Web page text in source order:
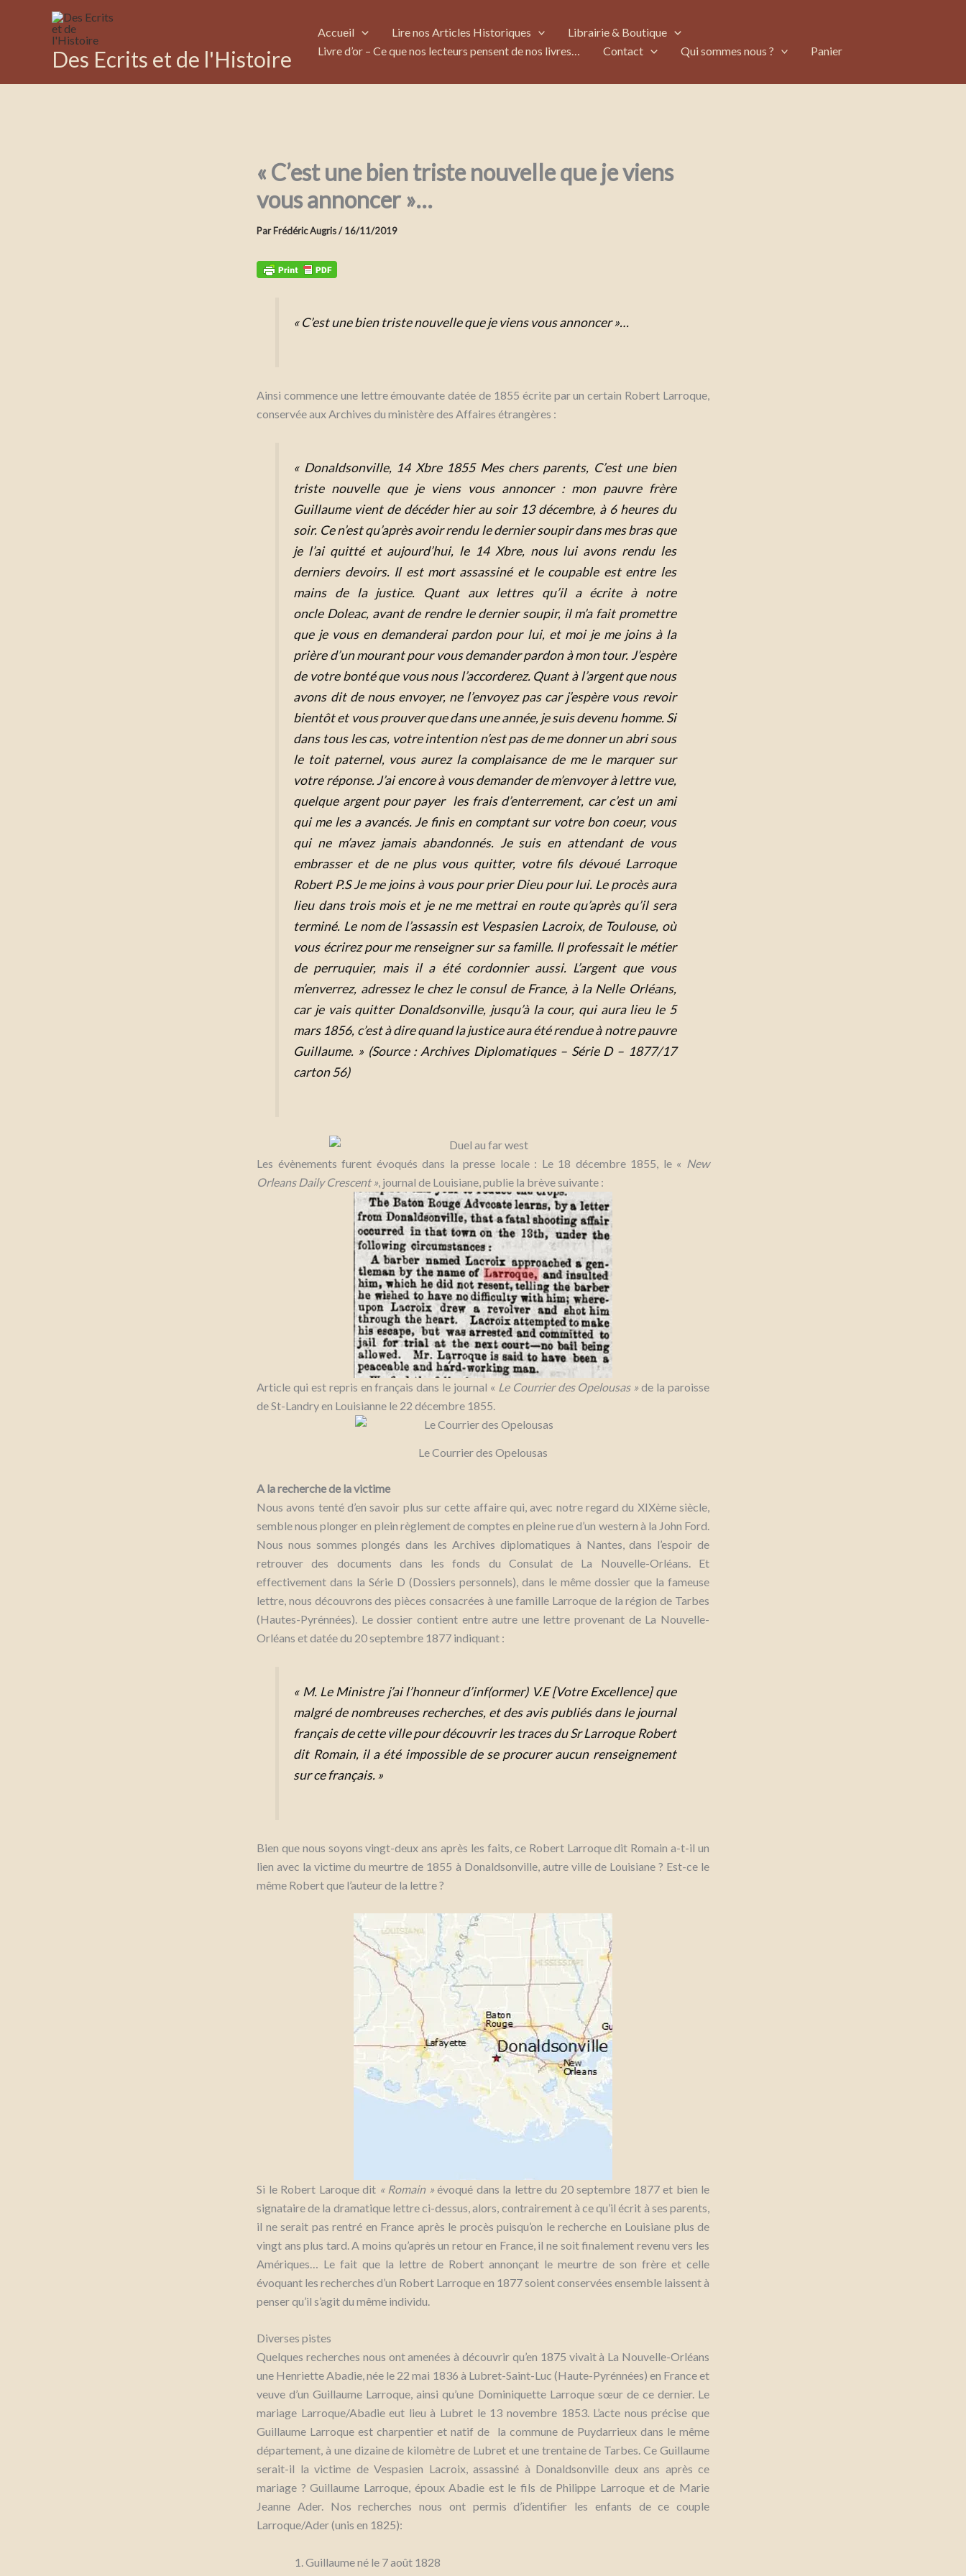
Des Ecrits et de l'Histoire
Accueil Lire nos Articles Historiques
Librairie & Boutique
Livre d’or – Ce que nos lecteurs pensent de nos livres…
Contact Qui sommes nous ? Panier
« C’est une bien triste nouvelle que je viens
vous annoncer »…
ParFrédéric Augris/16/11/2019
« C’est une bien triste nouvelle que je viens vous annoncer »…
Ainsi commence une lettre émouvante datée de 1855 écrite par un certain Robert Larroque,
conservée aux Archives du ministère des Affaires étrangères :
« Donaldsonville, 14 Xbre 1855 Mes chers parents, C’est une bien
triste nouvelle que je viens vous annoncer : mon pauvre frère
Guillaume vient de décéder hier au soir 13 décembre, à 6 heures du
soir. Ce n’est qu’après avoir rendu le dernier soupir dans mes bras que
je l’ai quitté et aujourd’hui, le 14 Xbre, nous lui avons rendu les
derniers devoirs. Il est mort assassiné et le coupable est entre les
mains de la justice.
Quant aux lettres qu’il a écrite à notre
oncle Doleac, avant de rendre le dernier soupir, il m’a fait promettre
que je vous en demanderai pardon pour lui, et moi je me joins à la
prière d’un mourant pour vous demander pardon à mon tour. J’espère
de votre bonté que vous nous l’accorderez. Quant à l’argent que nous
avons dit de nous envoyer, ne l’envoyez pas car j’espère vous revoir
bientôt et vous prouver que dans une année, je suis devenu homme. Si
dans tous les cas, votre intention n’est pas de me donner un abri sous
le toit paternel, vous aurez la complaisance de me le marquer sur
votre réponse.J’ai encore à vous demander de m’envoyer à lettre vue,
quelque argent pour payer les frais d’enterrement, car c’est un ami
qui me les a avancés. Je finis en comptant sur votre bon coeur, vous
qui ne m’avez jamais abandonnés. Je suis en attendant de vous
embrasser et de ne plus vous quitter, votre fils dévoué Larroque
Robert P.S Je me joins à vous pour prier Dieu pour lui. Le procès aura
lieu dans trois mois et je ne me mettrai en route qu’après qu’il sera
terminé. Le nom de l’assassin est Vespasien Lacroix, de Toulouse, où
vous écrirez pour me renseigner sur sa famille. Il professait le métier
de perruquier, mais il a été cordonnier aussi. L’argent que vous
m’enverrez, adressez le chez le consul de France, à la Nelle Orléans,
car je vais quitter Donaldsonville, jusqu’à la cour, qui aura lieu le 5
mars 1856, c’est à dire quand la justice aura été rendue à notre pauvre
Guillaume. » (Source : Archives Diplomatiques – Série D – 1877/17
carton 56)
Les évènements furent évoqués dans la presse locale : Le 18 décembre 1855, le « New
Orleans Daily Crescent », journal de Louisiane, publie la brève suivante :
Article qui est repris en français dans le journal « Le Courrier des Opelousas »de la paroisse
de St-Landry en Louisianne le 22 décembre 1855.
Le Courrier des Opelousas
A la recherche de la victime
Nous avons tenté d’en savoir plus sur cette affaire qui, avec notre regard du XIXème siècle,
semble nous plonger en plein règlement de comptes en pleine rue d’un western à la John Ford.
Nous nous sommes plongés dans les Archives diplomatiques à Nantes, dans l’espoir de
retrouver des documents dans les fonds du Consulat de La Nouvelle-Orléans. Et
effectivement dans la Série D (Dossiers personnels), dans le même dossier que la fameuse
lettre, nous découvrons des pièces consacrées à une famille Larroque de la région de Tarbes
(Hautes-Pyrénnées). Le dossier contient entre autre une lettre provenant de La Nouvelle-
Orléans et datée du 20 septembre 1877 indiquant :
« M. Le Ministre j’ai l’honneur d’inf(ormer) V.E [Votre Excellence] que
malgré de nombreuses recherches, et des avis publiés dans le journal
français de cette ville pour découvrir les traces du Sr Larroque Robert
dit Romain, il a été impossible de se procurer aucun renseignement
sur ce français. »
Bien que nous soyons vingt-deux ans après les faits, ce Robert Larroque dit Romain a-t-il un
lien avec la victime du meurtre de 1855 à Donaldsonville, autre ville de Louisiane ? Est-ce le
même Robert que l’auteur de la lettre ?
Si le Robert Laroque dit « Romain »évoqué dans la lettre du 20 septembre 1877 et bien le
signataire de la dramatique lettre ci-dessus, alors, contrairement à ce qu’il écrit à ses parents,
il ne serait pas rentré en France après le procès puisqu’on le recherche en Louisiane plus de
vingt ans plus tard. A moins qu’après un retour en France, il ne soit finalement revenu vers les
Amériques… Le fait que la lettre de Robert annonçant le meurtre de son frère et celle
évoquant les recherches d’un Robert Larroque en 1877 soient conservées ensemble laissent à
penser qu’il s’agit du même individu.
Diverses pistes
Quelques recherches nous ont amenées à découvrir qu’en 1875 vivait à La Nouvelle-Orléans
une Henriette Abadie, née le 22 mai 1836 à Lubret-Saint-Luc (Haute-Pyrénnées) en France et
veuve d’un Guillaume Larroque, ainsi qu’une Dominiquette Larroque sœur de ce dernier. Le
mariage Larroque/Abadie eut lieu à Lubret le 13 novembre 1853. L’acte nous précise que
Guillaume Larroque est charpentier et natif de la commune de Puydarrieux dans le même
département, à une dizaine de kilomètre de Lubret et une trentaine de Tarbes. Ce Guillaume
serait-il la victime de Vespasien Lacroix, assassiné à Donaldsonville deux ans après ce
mariage ? Guillaume Larroque, époux Abadie est le fils de Philippe Larroque et de Marie
Jeanne Ader. Nos recherches nous ont permis d’identifier les enfants de ce couple
Larroque/Ader (unis en 1825):
Guillaume né le 7 août 1828